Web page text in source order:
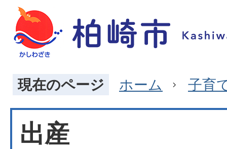
現在のページ ホーム 子育
出産